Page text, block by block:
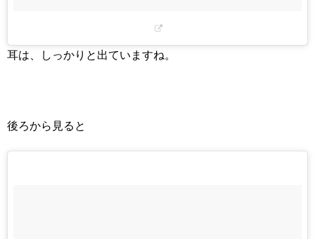
耳は、しっかりと出ていますね。
後ろから見ると